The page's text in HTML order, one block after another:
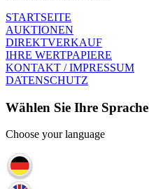
STARTSEITE
AUKTIONEN
DIREKTVERKAUF
IHRE WERTPAPIERE
KONTAKT / IMPRESSUM
DATENSCHUTZ
Wählen Sie Ihre Sprache
Choose your language